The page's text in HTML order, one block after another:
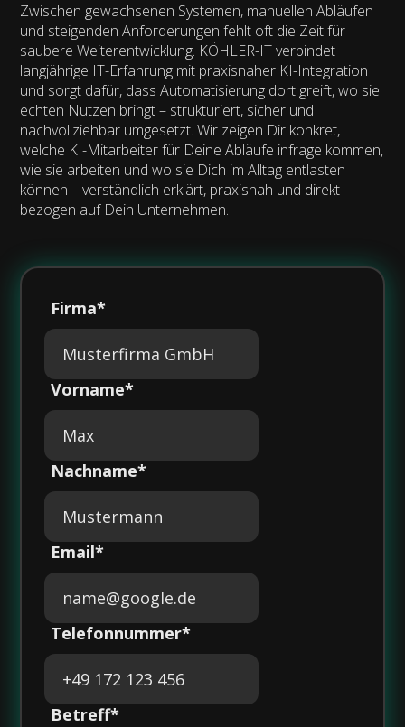
Zwischen gewachsenen Systemen, manuellen Abläufen
und steigenden Anforderungen fehlt oft die Zeit für
saubere Weiterentwicklung. KÖHLER-IT verbindet
langjährige IT-Erfahrung mit praxisnaher KI-Integration
und sorgt dafür, dass Automatisierung dort greift, wo sie
echten Nutzen bringt – strukturiert, sicher und
nachvollziehbar umgesetzt. Wir zeigen Dir konkret,
welche KI-Mitarbeiter für Deine Abläufe infrage kommen,
wie sie arbeiten und wo sie Dich im Alltag entlasten
können – verständlich erklärt, praxisnah und direkt
bezogen auf Dein Unternehmen.
Firma*
Vorname*
Nachname*
Email*
Telefonnummer*
Betreff*